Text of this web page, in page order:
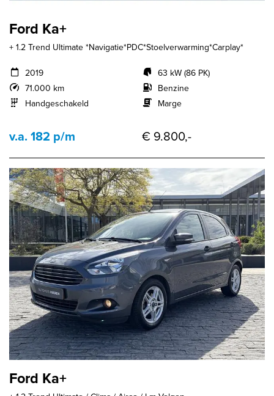
Ford Ka+
+ 1.2 Trend Ultimate *Navigatie*PDC*Stoelverwarming*Carplay*
2019
71.000 km
Handgeschakeld
63 kW (86 PK)
Benzine
Marge
v.a. 182 p/m € 9.800,-
Ford Ka+